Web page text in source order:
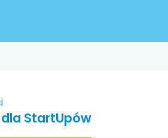
StartUpów